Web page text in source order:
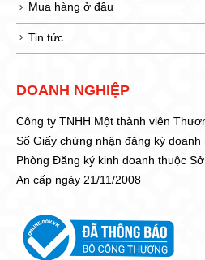
Mua hàng ở đâu
Tin tức
DOANH NGHIỆP
Công ty TNHH Một thành viên
Số Giấy chứng nhận đăng ký
Phòng Đăng ký kinh doanh thuộc
An cấp ngày 21/11/2008